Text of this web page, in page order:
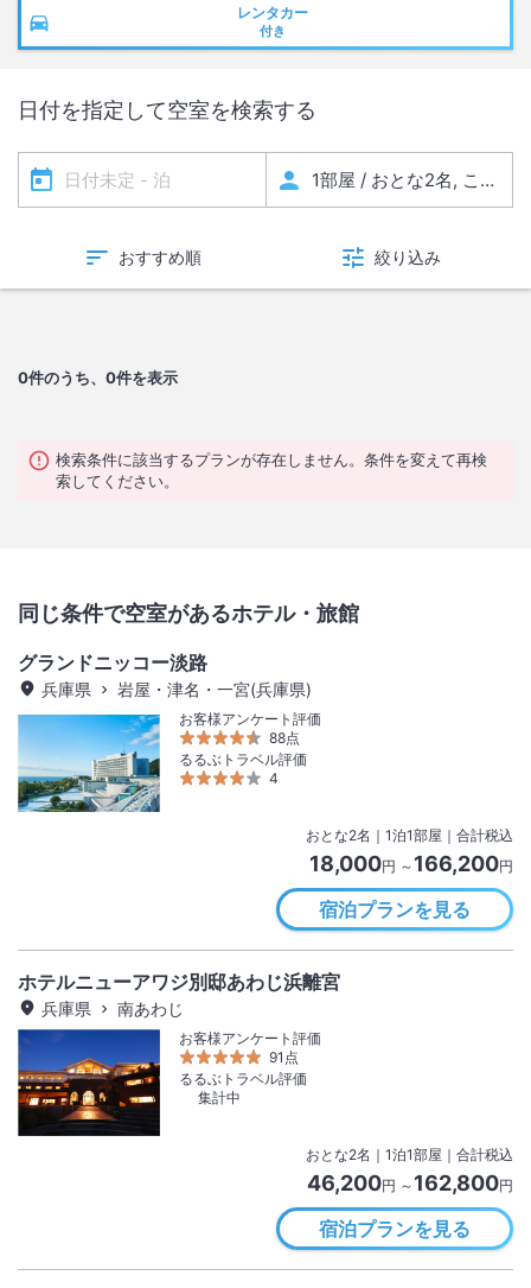
レンタカー
付き
日付を指定して空室を検索する
おすすめ順 絞り込み
0件のうち、0件を表示
検索条件に該当するプランが存在しません。条件を変えて再検
索してください。
同じ条件で空室があるホテル・旅館
グランドニッコー淡路
兵庫県 岩屋・津名・一宮(兵庫県)
お客様アンケート評価
88点
るるぶトラベル評価
4
おとな2名 ｜ 1泊1部屋｜合計税込
18,000円 ～ 166,200円
宿泊プランを見る
ホテルニューアワジ別邸あわじ浜離宮
兵庫県 南あわじ
お客様アンケート評価
91点
るるぶトラベル評価
集計中
おとな2名 ｜ 1泊1部屋｜合計税込
46,200円 ～ 162,800円
宿泊プランを見る